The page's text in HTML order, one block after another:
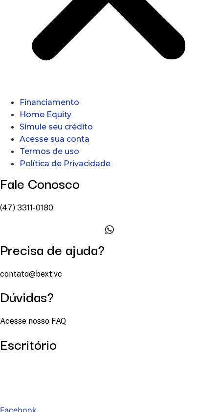
Financiamento
Home Equity
Simule seu crédito
Acesse sua conta
Termos de uso
Política de Privacidade
Fale Conosco
(47) 3311-0180
Precisa de ajuda?
contato@bext.vc
Dúvidas?
Acesse nosso FAQ
Escritório
Facebook